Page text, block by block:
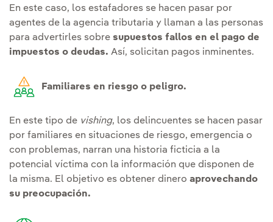
En este caso, los estafadores se hacen pasar por
agentes de la agencia tributaria y llaman a las personas
para advertirles sobre supuestos fallos en el pago de
impuestos o deudas. Así, solicitan pagos inminentes.
Familiares en riesgo o peligro.
En este tipo de vishing, los delincuentes se hacen pasar
por familiares en situaciones de riesgo, emergencia o
con problemas, narran una historia ficticia a la
potencial víctima con la información que disponen de
la misma. El objetivo es obtener dinero aprovechando
su preocupación.